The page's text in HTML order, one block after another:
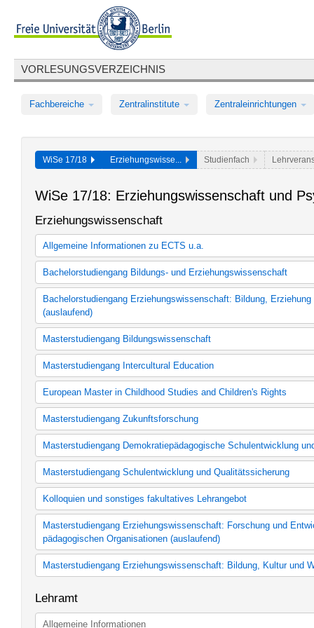
VORLESUNGSVERZEICHNIS
Fachbereiche Zentralinstitute Zentraleinrichtungen
WiSe 17/18 Erziehungswisse... Studienfach
WiSe 17/18: Erziehungswissenschaft und
Erziehungswissenschaft
Allgemeine Informationen zu ECTS u.a.
Laut Beschluss des Fachbereichsrats vom 13.02.2014 gilt
ECTS an Erasmus-Incomings:Erasmus_ECTS_Vergabe.pdf
Lesen Sie weiter
Bachelorstudiengang Bildungs- und Erziehungswissenschaft
Bachelorstudiengang Bildungs- und Erziehungswissenschaft
Bachelorstudiengang Erziehungswissenschaft: Bildung,
(auslaufend)
Bachelorstudiengang Erziehungswissenschaft: Bildung,
(auslaufend)
Masterstudiengang Bildungswissenschaft
Master Bildungswissenschaft (371a, auslaufend)
Master Bildungswissenschaft (371b, ab WS 2013/2014,
Master Bildungswissenschaft (371c, ab WS 2016/2017)
Masterstudiengang Intercultural Education
Intercultural Education
European Master in Childhood Studies and Children's Rights
Kernfach Master Childhood Studies and Children's Rights
Masterstudiengang Zukunftsforschung
Master Zukunftsforschung (nach FU-Mitteilungen 32/2010 vom
Master Zukunftsforschung (nach FU-Mitteilungen 40/2013 vom
2013/14)
Masterstudiengang Demokratiepädagogische Schulentwicklung
Kernfach Demokratiepädagogische Schulentwicklung und
Berufsbegleitender Master Demokratiepädagogische
Masterstudiengang Schulentwicklung und Qualitätssicherung
Schulentwicklung und Qualitätssicherung
Schulentwicklung und Qualitätssicherung
Kolloquien und sonstiges fakultatives Lehrangebot
Kolloquien und sonstiges fakultatives Lehrangebot
Masterstudiengang Erziehungswissenschaft: Forschung und
pädagogischen Organisationen (auslaufend)
Erziehungswissenschaft: Forschung und Entwicklung in
Organisationen
Masterstudiengang Erziehungswissenschaft: Bildung, Kultur und
Lehramt
Allgemeine Informationen